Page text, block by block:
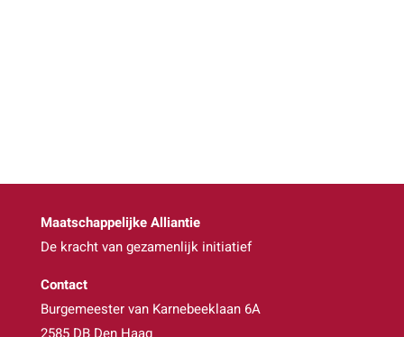
Maatschappelijke Alliantie
De kracht van gezamenlijk initiatief
Contact
Burgemeester van Karnebeeklaan 6A